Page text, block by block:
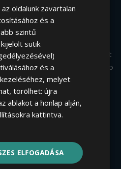
hozzánk fordulóknak. Az elmúlt
védőoltást adtunk be, és több
minket bizalmával, hozta el
ismerőseinek. Köszönjük!
oldalunk zavartalan
és a
szintű
sütik
és a
melyet
törölhet: újra
ablakot a honlap alján,
kattintva.
ELFOGADÁSA